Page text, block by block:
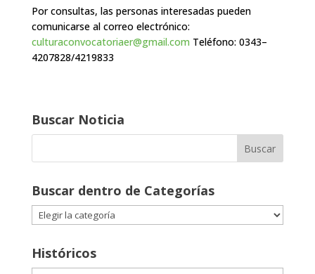
Por consultas, las personas interesadas pueden
comunicarse al correo electrónico:
culturaconvocatoriaer@gmail.com Teléfono: 0343–
4207828/4219833
Buscar Noticia
Buscar dentro de Categorías
Buscar
dentro
Categorías
Históricos